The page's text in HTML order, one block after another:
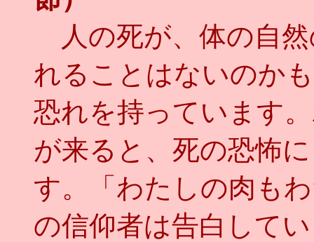
人の死が、体の自
れることはないのか
恐れを持っています
が来ると、死の恐怖
す。「わたしの肉も
の信仰者は告白して